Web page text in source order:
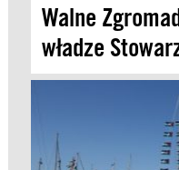
Walne
władze